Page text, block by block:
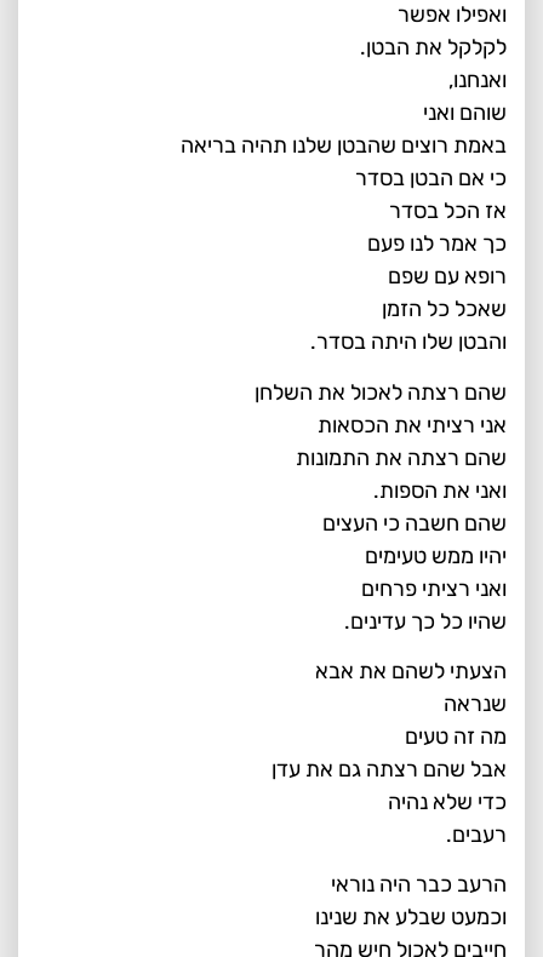
ואפילו אפשר
לקלקל את הבטן.
ואנחנו,
שוהם ואני
באמת רוצים שהבטן שלנו תהיה בריאה
כי אם הבטן בסדר
אז הכל בסדר
כך אמר לנו פעם
רופא עם שפם
שאכל כל הזמן
והבטן שלו היתה בסדר.
שהם רצתה לאכול את השלחן
אני רציתי את הכסאות
שהם רצתה את התמונות
ואני את הספות.
שהם חשבה כי העצים
יהיו ממש טעימים
ואני רציתי פרחים
שהיו כל כך עדינים.
הצעתי לשהם את אבא
שנראה
מה זה טעים
אבל שהם רצתה גם את עדן
כדי שלא נהיה
רעבים.
הרעב כבר היה נוראי
וכמעט שבלע את שנינו
חייבים לאכול חיש מהר